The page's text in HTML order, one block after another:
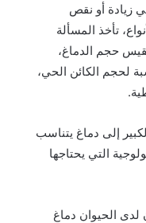
زيادة أو نقص
تأخذ المسألة
حجم الدماغ،
لحجم الكائن الحي،
إلى دماغ يتناسب
التي يحتاجها
لدى الحيوان دماغ